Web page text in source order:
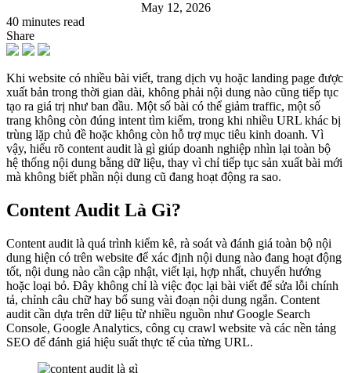
May 12, 2026
40 minutes read
Share
Khi website có nhiều bài viết, trang dịch vụ hoặc landing page được
xuất bản trong thời gian dài, không phải nội dung nào cũng tiếp tục
tạo ra giá trị như ban đầu. Một số bài có thể giảm traffic, một số
trang không còn đúng intent tìm kiếm, trong khi nhiều URL khác bị
trùng lặp chủ đề hoặc không còn hỗ trợ mục tiêu kinh doanh. Vì
vậy, hiểu rõ content audit là gì giúp doanh nghiệp nhìn lại toàn bộ
hệ thống nội dung bằng dữ liệu, thay vì chỉ tiếp tục sản xuất bài mới
mà không biết phần nội dung cũ đang hoạt động ra sao.
Content Audit Là Gì?
Content audit là quá trình kiểm kê, rà soát và đánh giá toàn bộ nội
dung hiện có trên website để xác định nội dung nào đang hoạt động
tốt, nội dung nào cần cập nhật, viết lại, hợp nhất, chuyển hướng
hoặc loại bỏ. Đây không chỉ là việc đọc lại bài viết để sửa lỗi chính
tả, chỉnh câu chữ hay bổ sung vài đoạn nội dung ngắn. Content
audit cần dựa trên dữ liệu từ nhiều nguồn như Google Search
Console, Google Analytics, công cụ crawl website và các nền tảng
SEO để đánh giá hiệu suất thực tế của từng URL.